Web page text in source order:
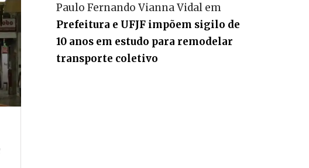
Paulo Fernando Vianna Vidal em
Prefeitura e UFJF impõem sigilo de
10 anos em estudo para remodelar
transporte coletivo